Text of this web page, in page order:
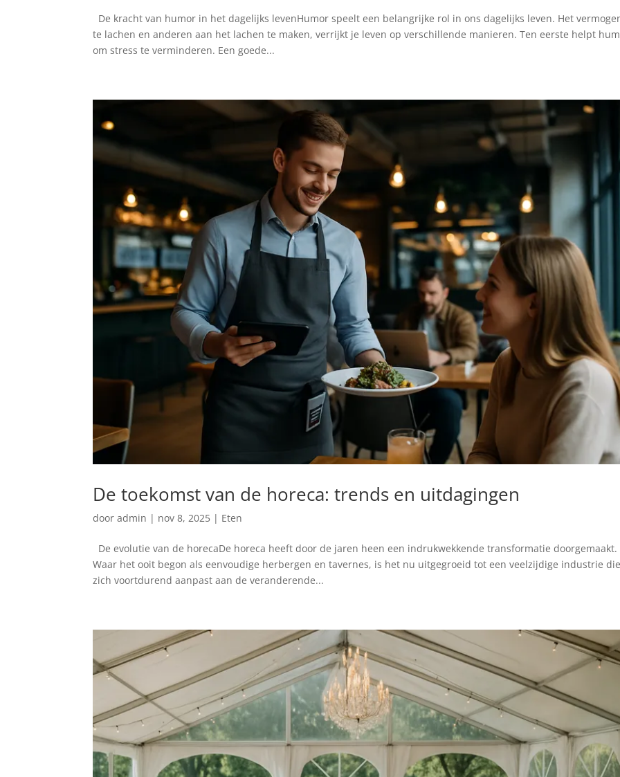
De kracht van humor in het dagelijks levenHumor speelt een belangrijke rol in ons dagelijks leven. Het
te lachen en anderen aan het lachen te maken, verrijkt je leven op verschillende manieren. Ten eerste helpt
om stress te verminderen. Een goede...
De toekomst van de horeca: trends en uitdagingen
dooradmin | nov 8, 2025 | Eten
De evolutie van de horecaDe horeca heeft door de jaren heen een indrukwekkende transformatie doorgemaakt.
Waar het ooit begon als eenvoudige herbergen en tavernes, is het nu uitgegroeid tot een veelzijdige industrie
zich voortdurend aanpast aan de veranderende...